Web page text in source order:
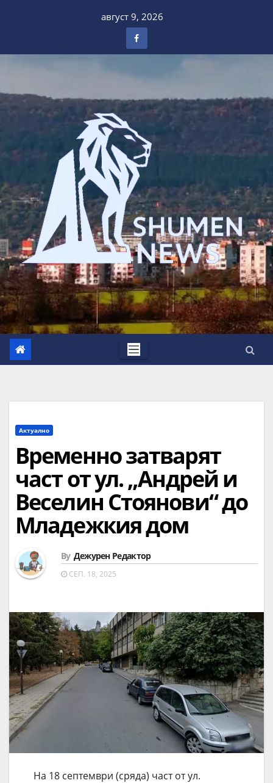
август 9, 2026
Актуално
Временно затварят
част от ул. „Андрей и
Веселин Стоянови“ до
Младежкия дом
By Дежурен Редактор
СЕП. 18, 2025
На 18 септември (сряда) част от ул.